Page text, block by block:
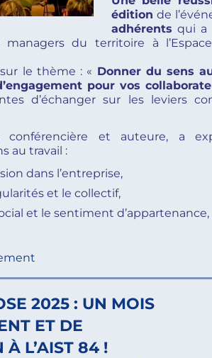
édition de
adhérents qui a
du territoire à
le thème : « Donner du sens
pour vos
d’échanger sur les leviers
conférencière et auteure, a
au travail :
dans l’entreprise,
et le collectif,
et le sentiment d’appartenance,
2025 : UN MOIS
ET DE
À L’AIST 84 !